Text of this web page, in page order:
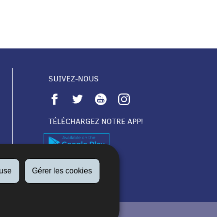
Gérer les cookies
SUIVEZ-NOUS
TÉLÉCHARGEZ NOTRE APP!